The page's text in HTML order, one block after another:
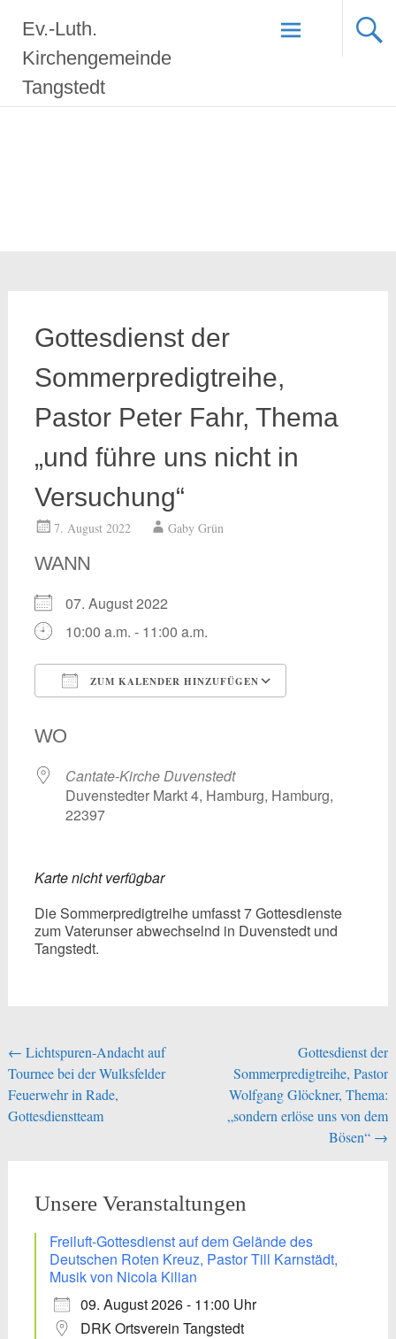
Inhalt
springen
Ev.-Luth.
Kirchengemeinde
Tangstedt
Gottesdienst der
Sommerpredigtreihe,
Pastor Peter Fahr, Thema
„und führe uns nicht in
Versuchung“
7. August 2022 Gaby Grün
WANN
07. August 2022
10:00 a.m. - 11:00 a.m.
ZUM KALENDER HINZUFÜGEN
WO
Cantate-Kirche Duvenstedt
Duvenstedter Markt 4, Hamburg, Hamburg,
22397
Karte nicht verfügbar
Die Sommerpredigtreihe umfasst 7 Gottesdienste
zum Vaterunser abwechselnd in Duvenstedt und
Tangstedt.
Beitragsnavigation
← Lichtspuren-Andacht auf
Tournee bei der Wulksfelder
Feuerwehr in Rade,
Gottesdienstteam
Gottesdienst der
Sommerpredigtreihe, Pastor
Wolfgang Glöckner, Thema:
„sondern erlöse uns von dem
Bösen“ →
Unsere Veranstaltungen
Freiluft-Gottesdienst auf dem Gelände des
Deutschen Roten Kreuz, Pastor Till Karnstädt,
Musik von Nicola Kilian
09. August 2026 - 11:00 Uhr
DRK Ortsverein Tangstedt